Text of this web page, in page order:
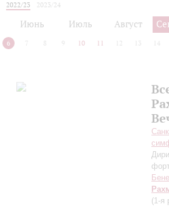
2022/23
2023/24
Июнь Июль Август
6 7 8 9 10 11 12 13 14
(1-я